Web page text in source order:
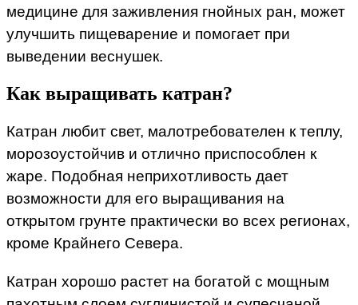
медицине для заживления гнойных ран, может
улучшить пищеварение и помогает при
выведении веснушек.
Как выращивать катран?
Катран любит свет, малотребователен к теплу,
морозоустойчив и отлично приспособлен к
жаре. Подобная неприхотливость дает
возможности для его выращивания на
открытом грунте практически во всех регионах,
кроме Крайнего Севера.
Катран хорошо растет на богатой с мощным